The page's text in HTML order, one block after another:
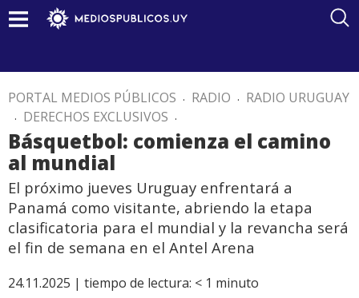
PORTAL MEDIOS PÚBLICOS . RADIO . RADIO URUGUAY
. DERECHOS EXCLUSIVOS .
Básquetbol: comienza el camino
al mundial
El próximo jueves Uruguay enfrentará a
Panamá como visitante, abriendo la etapa
clasificatoria para el mundial y la revancha será
el fin de semana en el Antel Arena
24.11.2025 | tiempo de lectura: < 1 minuto